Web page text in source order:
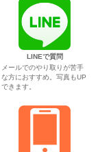
LINEで質問
メールでのやり取りが苦手
な方におすすめ。写真もUP
できます。